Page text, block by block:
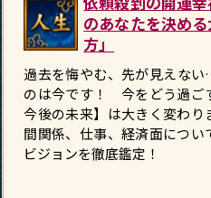
のあなたを決め
方」
過去を悔やむ、先が見えな
のは今です！ 今をどう過ご
今後の未来】は大きく変わ
間関係、仕事、経済面につい
ビジョンを徹底鑑定！